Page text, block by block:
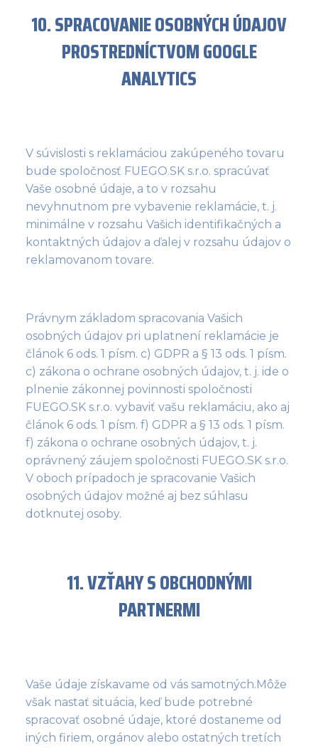
10. SPRACOVANIE OSOBNÝCH ÚDAJOV
PROSTREDNÍCTVOM GOOGLE
ANALYTICS
V súvislosti s reklamáciou zakúpeného tovaru
bude spoločnosť FUEGO.SK s.r.o. spracúvať
Vaše osobné údaje, a to v rozsahu
nevyhnutnom pre vybavenie reklamácie, t. j.
minimálne v rozsahu Vašich identifikačných a
kontaktných údajov a ďalej v rozsahu údajov o
reklamovanom tovare.
Právnym základom spracovania Vašich
osobných údajov pri uplatnení reklamácie je
článok 6 ods. 1 písm. c) GDPR a § 13 ods. 1 písm.
c) zákona o ochrane osobných údajov, t. j. ide o
plnenie zákonnej povinnosti spoločnosti
FUEGO.SK s.r.o. vybaviť vašu reklamáciu, ako aj
článok 6 ods. 1 písm. f) GDPR a § 13 ods. 1 písm.
f) zákona o ochrane osobných údajov, t. j.
oprávnený záujem spoločnosti FUEGO.SK s.r.o.
V oboch prípadoch je spracovanie Vašich
osobných údajov možné aj bez súhlasu
dotknutej osoby.
11. VZŤAHY S OBCHODNÝMI
PARTNERMI
Vaše údaje získavame od vás samotných.Môže
však nastať situácia, keď bude potrebné
spracovať osobné údaje, ktoré dostaneme od
iných firiem, orgánov alebo ostatných tretích